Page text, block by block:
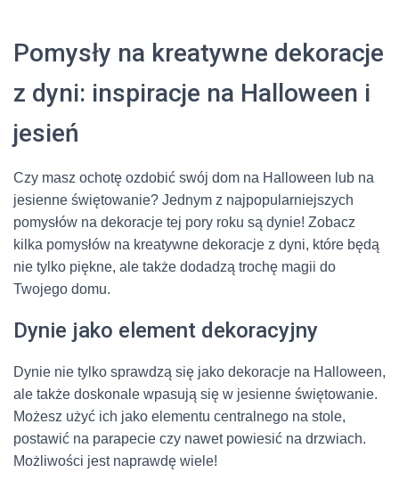
Pomysły na kreatywne dekoracje
z dyni: inspiracje na Halloween i
jesień
Czy masz ochotę ozdobić swój dom na Halloween lub na
jesienne świętowanie? Jednym z najpopularniejszych
pomysłów na dekoracje tej pory roku są dynie! Zobacz
kilka pomysłów na kreatywne dekoracje z dyni, które będą
nie tylko piękne, ale także dodadzą trochę magii do
Twojego domu.
Dynie jako element dekoracyjny
Dynie nie tylko sprawdzą się jako dekoracje na Halloween,
ale także doskonale wpasują się w jesienne świętowanie.
Możesz użyć ich jako elementu centralnego na stole,
postawić na parapecie czy nawet powiesić na drzwiach.
Możliwości jest naprawdę wiele!